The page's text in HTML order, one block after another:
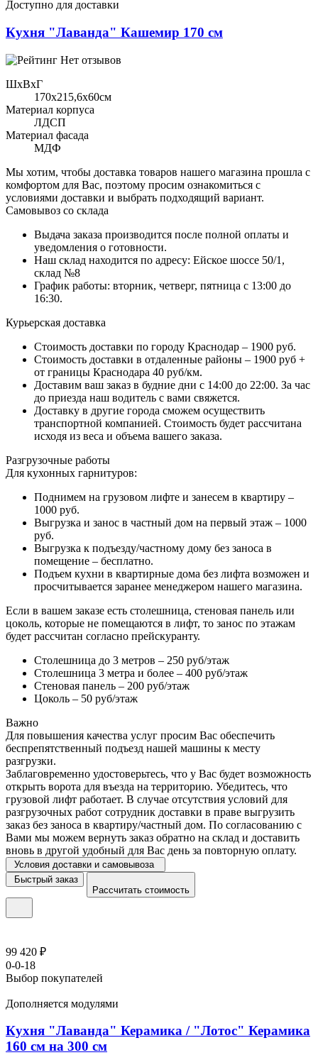
Доступно для доставки
Кухня "Лаванда" Кашемир 170 см
Нет отзывов
ШхВхГ
170x215,6х60см
Материал корпуса
ЛДСП
Материал фасада
МДФ
Мы хотим, чтобы доставка товаров нашего магазина прошла с
комфортом для Вас, поэтому просим ознакомиться с
условиями доставки и выбрать подходящий вариант.
Самовывоз со склада
Выдача заказа производится после полной оплаты и
уведомления о готовности.
Наш склад находится по адресу: Ейское шоссе 50/1,
склад №8
График работы: вторник, четверг, пятница с 13:00 до
16:30.
Курьерская доставка
Стоимость доставки по городу Краснодар – 1900 руб.
Стоимость доставки в отдаленные районы – 1900 руб +
от границы Краснодара 40 руб/км.
Доставим ваш заказ в будние дни с 14:00 до 22:00. За час
до приезда наш водитель с вами свяжется.
Доставку в другие города сможем осуществить
транспортной компанией. Стоимость будет рассчитана
исходя из веса и объема вашего заказа.
Разгрузочные работы
Для кухонных гарнитуров:
Поднимем на грузовом лифте и занесем в квартиру –
1000 руб.
Выгрузка и занос в частный дом на первый этаж – 1000
руб.
Выгрузка к подъезду/частному дому без заноса в
помещение – бесплатно.
Подъем кухни в квартирные дома без лифта возможен и
просчитывается заранее менеджером нашего магазина.
Если в вашем заказе есть столешница, стеновая панель или
цоколь, которые не помещаются в лифт, то занос по этажам
будет рассчитан согласно прейскуранту.
Столешница до 3 метров – 250 руб/этаж
Столешница 3 метра и более – 400 руб/этаж
Стеновая панель – 200 руб/этаж
Цоколь – 50 руб/этаж
Важно
Для повышения качества услуг просим Вас обеспечить
беспрепятственный подъезд нашей машины к месту
разгрузки.
Заблаговременно удостоверьтесь, что у Вас будет возможность
открыть ворота для въезда на территорию. Убедитесь, что
грузовой лифт работает. В случае отсутствия условий для
разгрузочных работ сотрудник доставки в праве выгрузить
заказ без заноса в квартиру/частный дом. По согласованию с
Вами мы можем вернуть заказ обратно на склад и доставить
вновь в другой удобный для Вас день за повторную оплату.
Условия доставки и самовывоза
Быстрый заказ
Рассчитать стоимость
99 420 ₽
0-0-18
Выбор покупателей
Дополняется модулями
Кухня "Лаванда" Керамика / "Лотос" Керамика
160 см на 300 см